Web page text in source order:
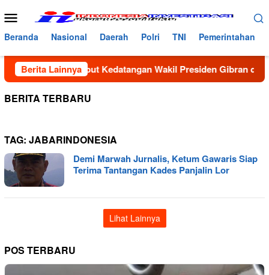
ke
konten
Menu
Mobile
Beranda Nasional Daerah Polri TNI Pemerintahan
Berita Lainnya
Utara Sambut Kedatangan Wakil Presiden Gibran di
BERITA TERBARU
TAG: JABARINDONESIA
Demi Marwah Jurnalis, Ketum Gawaris Siap
Terima Tantangan Kades Panjalin Lor
Lihat Lainnya
POS TERBARU